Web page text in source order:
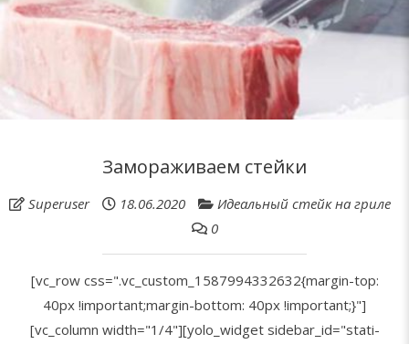
Замораживаем стейки
Superuser 18.06.2020
Идеальный стейк на гриле
0
[vc_row css=".vc_custom_1587994332632{margin-top:
40px !important;margin-bottom: 40px !important;}"]
[vc_column width="1/4"][yolo_widget sidebar_id="stati-